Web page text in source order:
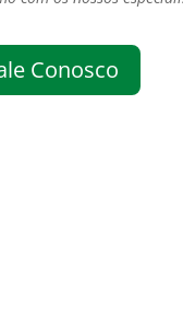
Conosco